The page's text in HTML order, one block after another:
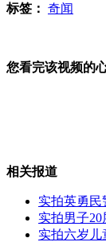
朴槿惠发表
标签： 奇闻
您看完该视频的
相关报道
实拍英勇民
实拍男子
实拍六岁儿